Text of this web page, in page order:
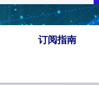
订阅指南